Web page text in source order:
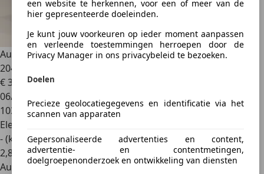
een website te herkennen, voor een of meer van de
hier gepresenteerde doeleinden.
Je kunt jouw voorkeuren op ieder moment aanpassen
en verleende toestemmingen herroepen door de
Privacy Manager in ons privacybeleid te bezoeken.
Doelen
Precieze geolocatiegegevens en identificatie via het
scannen van apparaten
Gepersonaliseerde advertenties en content,
advertentie- en contentmetingen,
doelgroepenonderzoek en ontwikkeling van diensten
Audi Q4 e-tron40 Launch edition S Competition 77 kWh
204pk / SoH
€ 32.5001
06/2021
103.716 km
Elektrisch
- (kWh/100 km)
2,8
Autobedrijf